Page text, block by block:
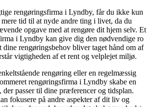
rengøringsfirma i Lyndby, får du ikke kun
mere tid til at nyde andre ting i livet, da du
opgave med at rengøre dit hjem selv. Et
i Lyndby kan give dig den nødvendige ro
dine rengøringsbehov bliver taget hånd om af
vigtigheden af et rent og velplejet miljø.
rengøring eller en regelmæssig
rengøringsfirma i Lyndby skabe en
passer til dine præferencer og tidsplan.
fokusere på andre aspekter af dit liv og